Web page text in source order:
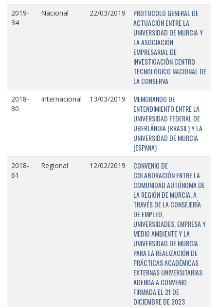
2019-
34
Nacional 22/03/2019
PROTOCOLO GENERAL DE
ACTUACIÓN ENTRE LA
UNIVERSIDAD DE MURCIA Y
LA ASOCIACIÓN
EMPRESARIAL DE
INVESTIGACIÓN CENTRO
TECNOLÓGICO NACIONAL DE
LA CONSERVA
2018-
80
Internacional 13/03/2019
MEMORANDO DE
ENTENDIMIENTO ENTRE LA
UNIVERSIDAD FEDERAL DE
UBERLÂNDIA (BRASIL) Y LA
UNIVERSIDAD DE MURCIA
(ESPAÑA)
2018-
61
Regional 12/02/2019
CONVENIO DE
COLABORACIÓN ENTRE LA
COMUNIDAD AUTÓNOMA DE
LA REGIÓN DE MURCIA, A
TRAVÉS DE LA CONSEJERÍA
DE EMPLEO,
UNIVERSIDADES, EMPRESA Y
MEDIO AMBIENTE Y LA
UNIVERSIDAD DE MURCIA
PARA LA REALIZACIÓN DE
PRÁCTICAS ACADÉMICAS
EXTERNAS UNIVERSITARIAS
ADENDA A CONVENIO
FIRMADA EL 21 DE
DICIEMBRE DE 2023